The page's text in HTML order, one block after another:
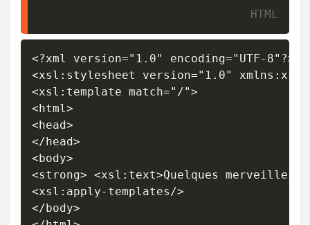
<?xml version="1.0" encoding="UTF-8"?>
<xsl:stylesheet version="1.0"
<xsl:template match="/">
<html>
<head>
</head>
<body>
<strong> <xsl:text>Quelques
<xsl:apply-templates/>
</body>